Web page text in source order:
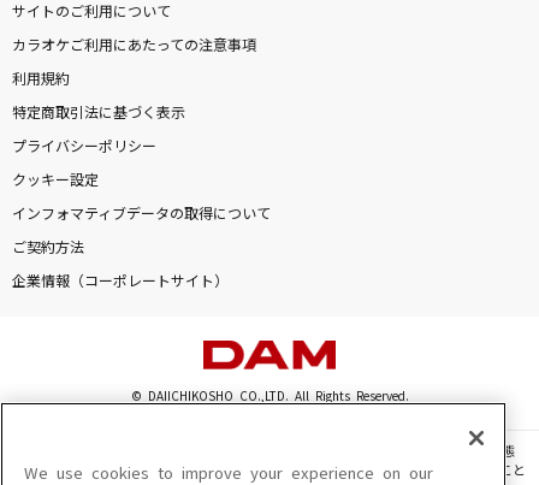
[生音]大ちゃん数え唄
吉田よしみ
うるさ
Ayase
secret arms
DAMの新曲・ランキングなど
サイトのご利用について
カラオケご利用にあたっての注意事項
利用規約
特定商取引法に基づく表示
プライバシーポリシー
クッキー設定
インフォマティブデータの取得について
ご契約方法
企業情報（コーポレートサイト）
© DAIICHIKOSHO CO.,LTD. All Rights Reserved.
このサイトに掲載されている一切の文章・画像・写真・動画・音声等を、手段や形態
を問わず、著作権法の定める範囲を超えて無断で複製、転載、ファイル化などすること
We use cookies to improve your experience on our